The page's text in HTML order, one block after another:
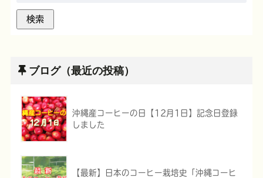
ブログ（最近の投稿）
沖縄産コーヒーの日【12月1日】記念日登録
しました
【最新】日本のコーヒー栽培史「沖縄コーヒ